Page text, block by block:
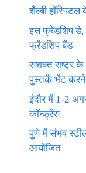
शैल्बी हॉस्पिटल
इस फ्रेंडशिप डे,
फ्रेंडशिप बैंड
सशक्त राष्ट्र के
पुस्तकें भेंट करने
इंदौर में 1-2
कॉन्फ्रेंस
पुणे में संभव
आयोजित